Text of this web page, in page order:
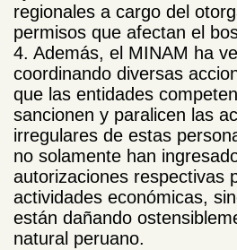
regionales a cargo del
permisos que afectan el
4. Además, el MINAM ha
coordinando diversas
que las entidades
sancionen y paralicen las
irregulares de estas
no solamente han
autorizaciones respectivas
actividades económicas,
están dañando
natural peruano.